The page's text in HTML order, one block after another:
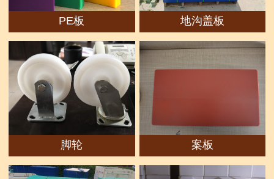
PE板 地沟盖板
脚轮 案板